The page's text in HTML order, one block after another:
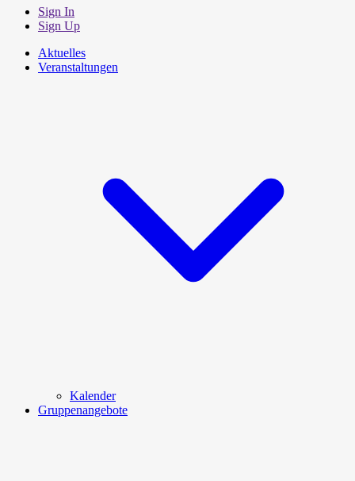
Sign In
Sign Up
Aktuelles
Veranstaltungen
Kalender
Gruppenangebote